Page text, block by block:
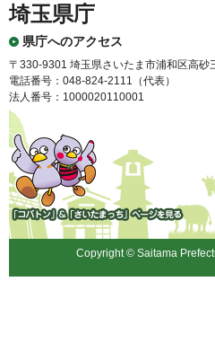
埼玉県庁
県庁へのアクセス
〒330-9301 埼玉県さいたま市浦和区高砂
電話番号：048-824-2111（代表）
法人番号：1000020110001
「コバトン」&「さいたまっ
ち」
Copyright © Saitama